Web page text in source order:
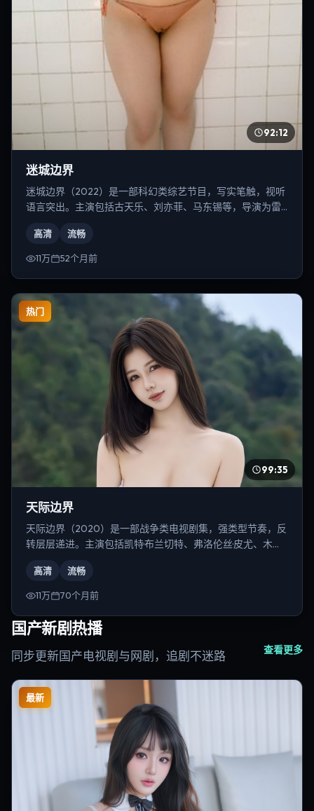
92:12
迷城边界
迷城边界（2022）是一部科幻类综艺节目，写实笔触，视听
语言突出。主演包括古天乐、刘亦菲、马东锡等，导演为雷
高清 流畅
11万 52个月前
热门
99:35
天际边界
天际边界（2020）是一部战争类电视剧集，强类型节奏，反
转层层递进。主演包括凯特·布兰切特、弗洛伦丝·皮尤、木村
高清 流畅
11万 70个月前
国产新剧热播
同步更新国产电视剧与网剧，追剧不迷路 查看更多
最新